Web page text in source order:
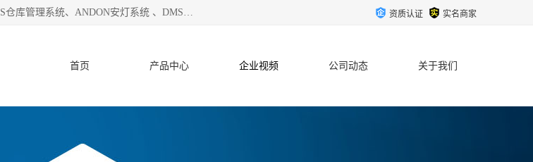
天津迈讯科智能技术有限公司主要从事：MES制造执行系统、锐益生产云工单、WMS仓库管理系统、ANDON安灯系统 、DMS设备管理系统、电气设备健康监测系统、工厂可视化管理、数字化车间；公司是一家专注于企业及制造业信息化、智能化的信息系统集成解决方案提供商的高新技术企业。为企业提供全套的软硬件信息系统集成及安装部署服务。 资质认证 实名商家
首页 产品中心 企业视频 公司动态 关于我们